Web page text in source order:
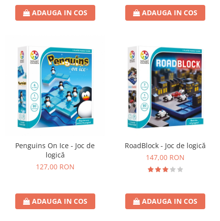
ADAUGA IN COS ADAUGA IN COS
Penguins On Ice - Joc de
logică
127,00 RON
ADAUGA IN COS
RoadBlock - Joc de logică
147,00 RON
ADAUGA IN COS